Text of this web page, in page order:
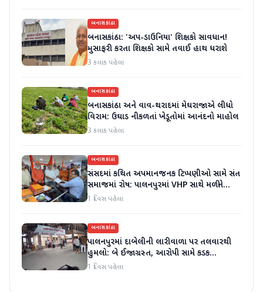
બનાસકાંઠા
બનાસકાંઠા: 'અપ-ડાઉનિયા' શિક્ષકો સાવધાન!
મુસાફરી કરતા શિક્ષકો સામે તવાઈ હાથ ધરાશે
3 કલાક પહેલા
બનાસકાંઠા
બનાસકાંઠા અને વાવ-થરાદમાં મેઘરાજાએ લીધો
વિરામ: ઉઘાડ નીકળતાં ખેડૂતોમાં આનંદનો માહોલ
3 કલાક પહેલા
બનાસકાંઠા
સંસદમાં કથિત અપમાનજનક ટિપ્પણીઓ સામે સંત
સમાજમાં રોષ: પાલનપુરમાં VHP સાથે મળીને
અધિક કલેક્ટરને આવેદનપત્ર આપ્યું
1 દિવસ પહેલા
બનાસકાંઠા
પાલનપુરમાં દાબેલીની લારીવાળા પર તલવારથી
હુમલો: બે ઈજાગ્રસ્ત, આરોપી સામે કડક
કાર્યવાહીની માંગ
1 દિવસ પહેલા